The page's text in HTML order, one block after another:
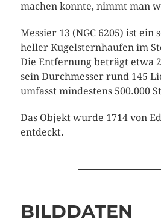
machen konnte, nimmt man
Messier 13 (NGC 6205) ist ein
heller Kugelsternhaufen im
Die Entfernung beträgt etwa
sein Durchmesser rund 145
umfasst mindestens 500.000
Das Objekt wurde 1714 von
entdeckt.
BILDDATEN